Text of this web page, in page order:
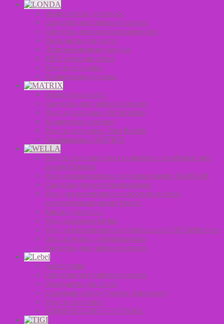
Осветлители для волос
Средства для стайлинга волос
Средства для окрашивания волос
Оксиданты для волос
Долговременная укладка
MEN мужская серия
Уход за волосами
Химические составы
Осветление волос
Средства для стайлинга волос
Уход за волосами Oil Wonders
Химическая завивка
Уход за волосами Total Results
Окрашивание MATRIX
Уход за волосами без сульфатов и парабенов эко-
линия Elements
Уход для вьющихся и кудрявых волос NutriCurls
Средства для осветления волос
Уход для интенсивного восстановления
поврежденных волос Fusion
Краски для волос
Уход для волос Invigo
Уход для интенсивного блеска волос Oil Reflections
Окислители и стабилизаторы
Средства для стайлинга волос
Аксессуары
Средства для стайлинга волос
Оксиданты для волос
Салонная серия (Счастье для волос)
Уход за волосами
ХИМИЧЕСКИЕ СОСТАВЫ